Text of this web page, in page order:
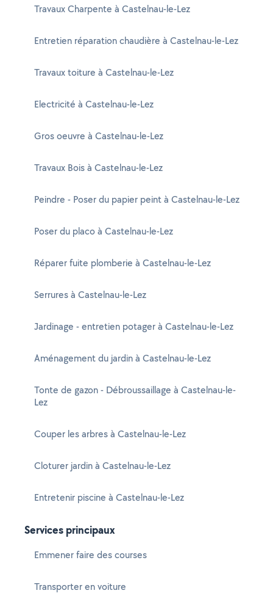
Travaux Charpente à Castelnau-le-Lez
Entretien réparation chaudière à Castelnau-le-Lez
Travaux toiture à Castelnau-le-Lez
Electricité à Castelnau-le-Lez
Gros oeuvre à Castelnau-le-Lez
Travaux Bois à Castelnau-le-Lez
Peindre - Poser du papier peint à Castelnau-le-Lez
Poser du placo à Castelnau-le-Lez
Réparer fuite plomberie à Castelnau-le-Lez
Serrures à Castelnau-le-Lez
Jardinage - entretien potager à Castelnau-le-Lez
Aménagement du jardin à Castelnau-le-Lez
Tonte de gazon - Débroussaillage à Castelnau-le-
Lez
Couper les arbres à Castelnau-le-Lez
Cloturer jardin à Castelnau-le-Lez
Entretenir piscine à Castelnau-le-Lez
Services principaux
Emmener faire des courses
Transporter en voiture